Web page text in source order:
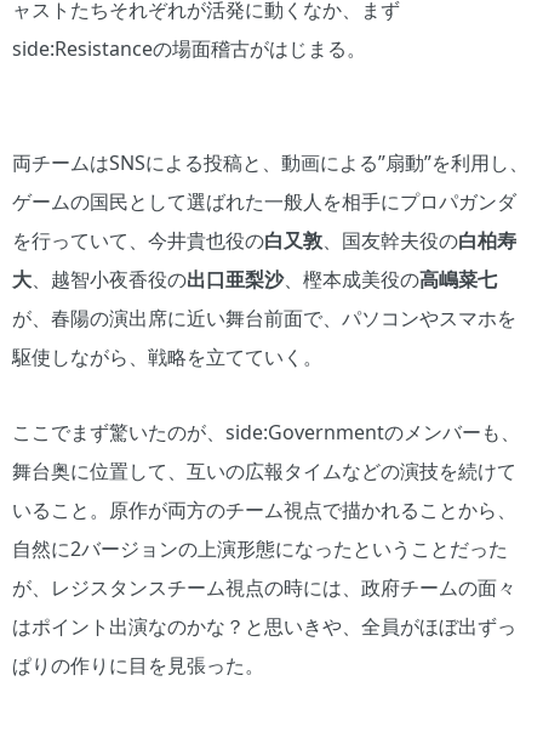
ャストたちそれぞれが活発に動くなか、まず
side:Resistanceの場面稽古がはじまる。
両チームはSNSによる投稿と、動画による”扇動”を利用し、
ゲームの国民として選ばれた一般人を相手にプロパガンダ
を行っていて、今井貴也役の白又敦、国友幹夫役の白柏寿
大、越智小夜香役の出口亜梨沙、樫本成美役の高嶋菜七
が、春陽の演出席に近い舞台前面で、パソコンやスマホを
駆使しながら、戦略を立てていく。
ここでまず驚いたのが、side:Governmentのメンバーも、
舞台奥に位置して、互いの広報タイムなどの演技を続けて
いること。原作が両方のチーム視点で描かれることから、
自然に2バージョンの上演形態になったということだった
が、レジスタンスチーム視点の時には、政府チームの面々
はポイント出演なのかな？と思いきや、全員がほぼ出ずっ
ぱりの作りに目を見張った。